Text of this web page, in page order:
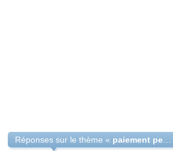
Réponses sur le thème «